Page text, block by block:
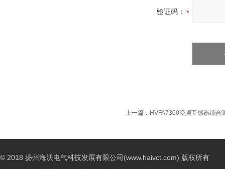
验证码：
上一篇： HVFA7300变频互感器综合
© 2018 扬州海沃电气科技发展有限公司(www.haivct.com) 版权所有